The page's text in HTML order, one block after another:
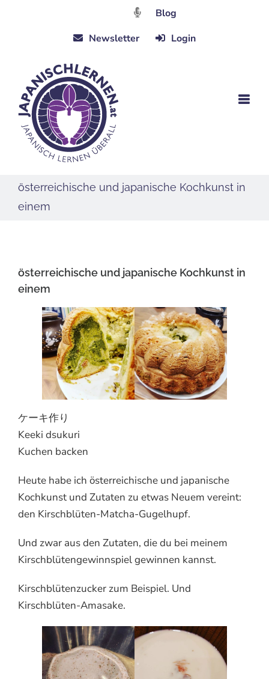
Blog
Newsletter
Login
österreichische und japanische Kochkunst in
einem
österreichische und japanische Kochkunst in
einem
ケーキ作り
Keeki dsukuri
Kuchen backen
Heute habe ich österreichische und japanische
Kochkunst und Zutaten zu etwas Neuem vereint:
den Kirschblüten-Matcha-Gugelhupf.
Und zwar aus den Zutaten, die du bei meinem
Kirschblütengewinnspiel gewinnen kannst.
Kirschblütenzucker zum Beispiel. Und
Kirschblüten-Amasake.